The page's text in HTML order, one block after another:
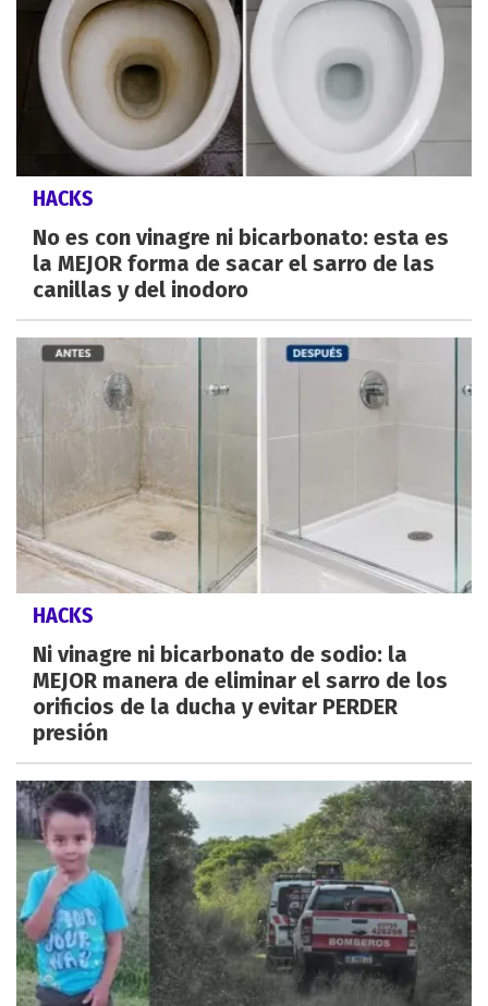
HACKS
No es con vinagre ni bicarbonato: esta es
la MEJOR forma de sacar el sarro de las
canillas y del inodoro
HACKS
Ni vinagre ni bicarbonato de sodio: la
MEJOR manera de eliminar el sarro de los
orificios de la ducha y evitar PERDER
presión